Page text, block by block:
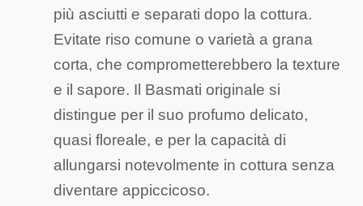
più asciutti e separati dopo la cottura.
Evitate riso comune o varietà a grana
corta, che comprometterebbero la texture
e il sapore. Il Basmati originale si
distingue per il suo profumo delicato,
quasi floreale, e per la capacità di
allungarsi notevolmente in cottura senza
diventare appiccicoso.